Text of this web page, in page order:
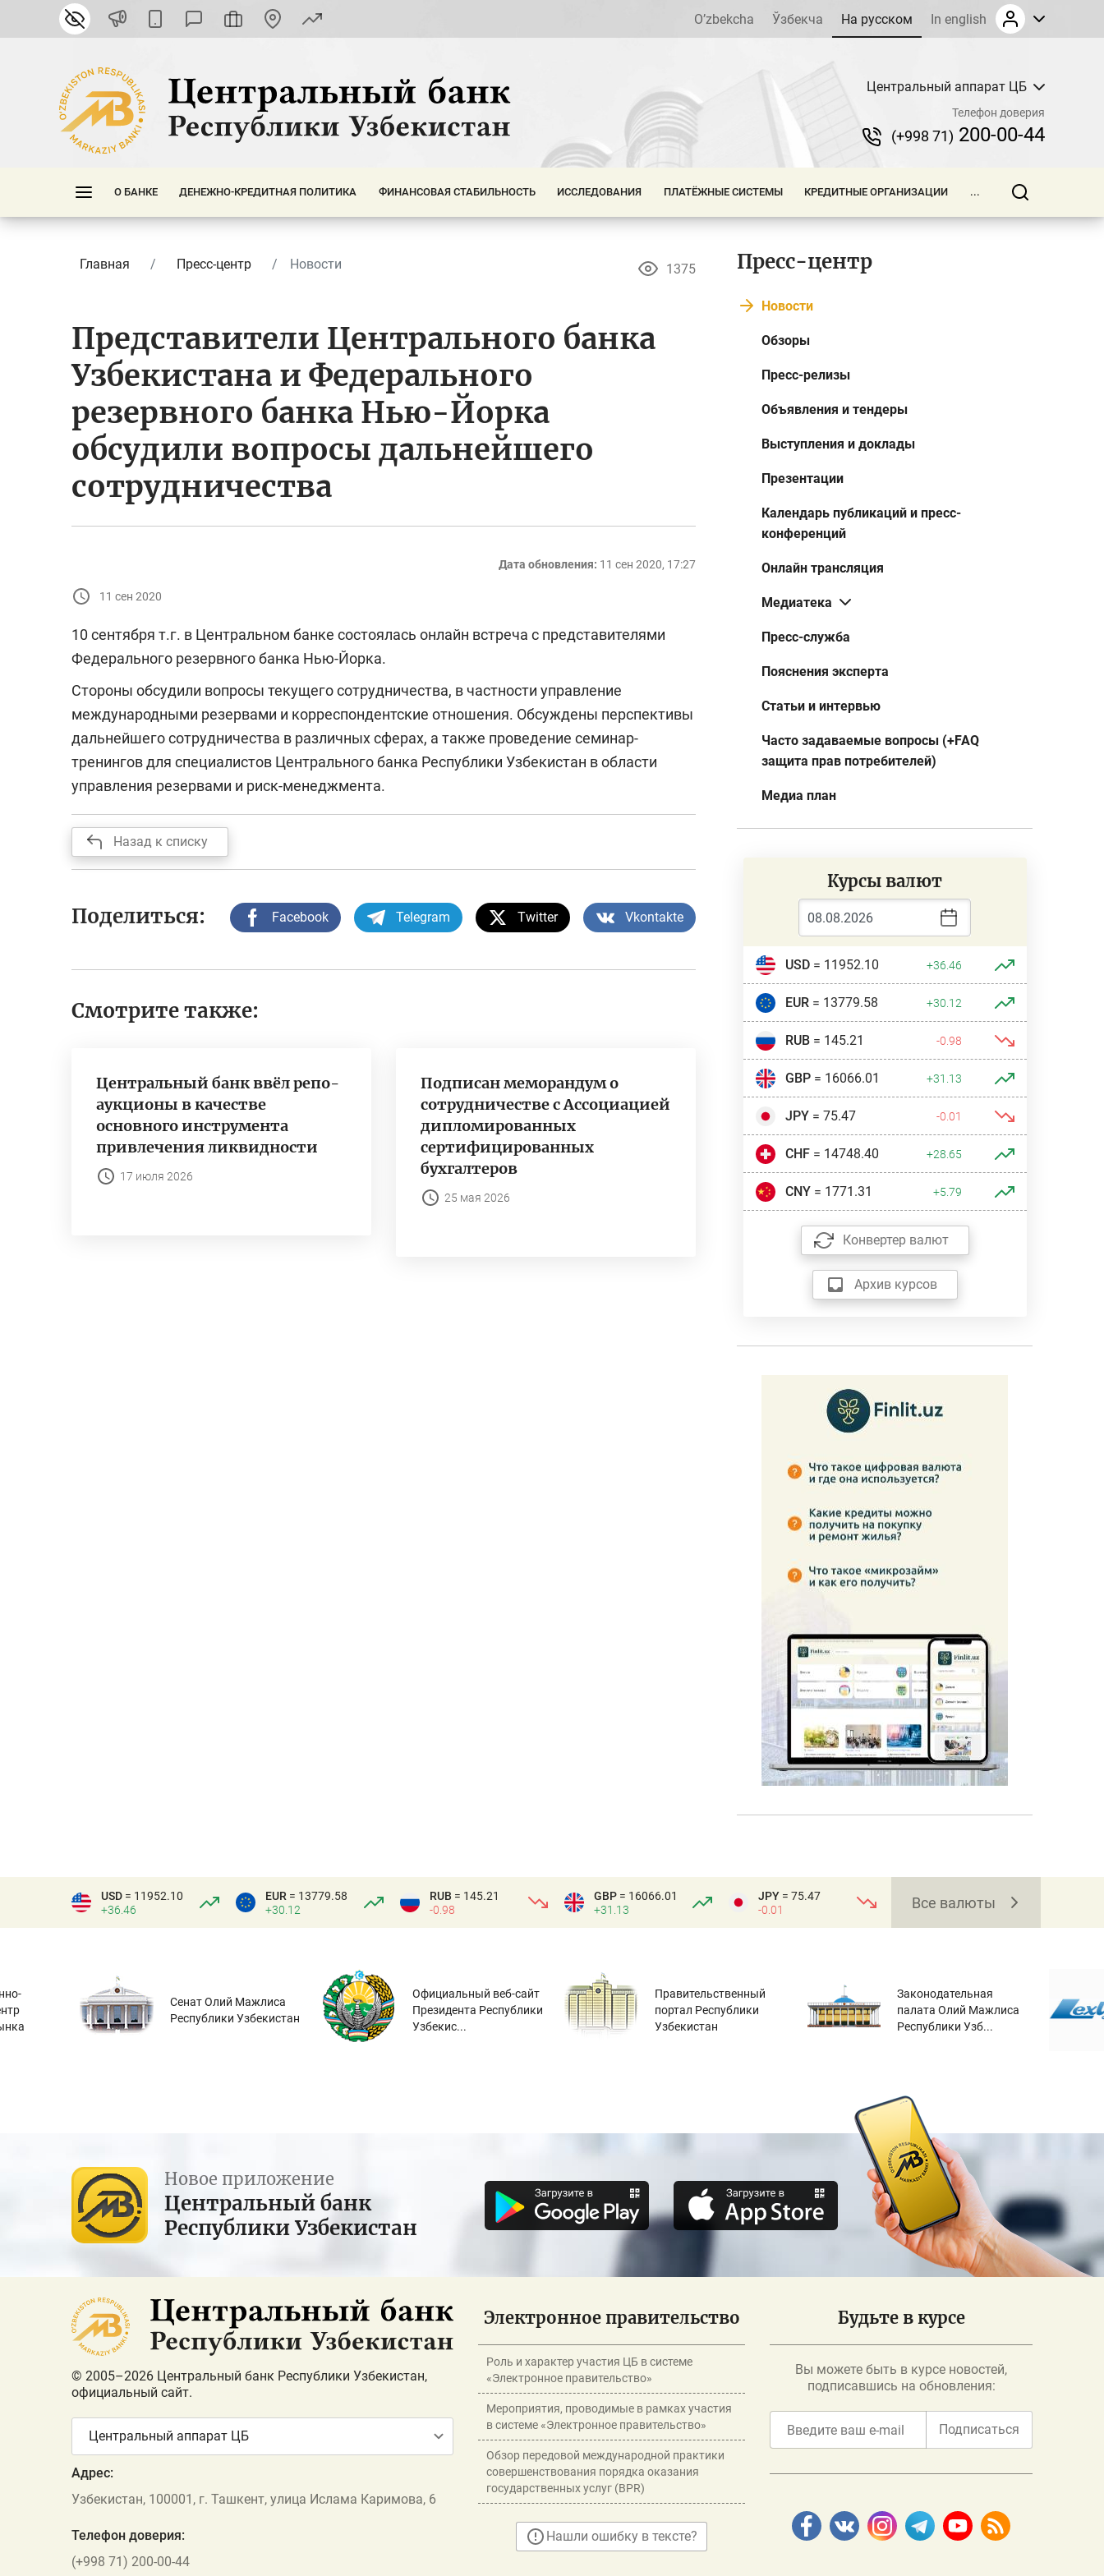
O’zbekcha Ўзбекча На русском In english
Центральный аппарат ЦБ
Телефон доверия
(+998 71) 200-00-44
О БАНКЕ ДЕНЕЖНО-КРЕДИТНАЯ ПОЛИТИКА ФИНАНСОВАЯ СТАБИЛЬНОСТЬ ИССЛЕДОВАНИЯ ПЛАТЁЖНЫЕ СИСТЕМЫ КРЕДИТНЫЕ ОРГАНИЗАЦИИ ...
Главная Пресс-центр Новости 1375
Представители Центрального банка
Узбекистана и Федерального
резервного банка Нью-Йорка
обсудили вопросы дальнейшего
сотрудничества
Дата обновления: 11 сен 2020, 17:27
11 сен 2020
10 сентября т.г. в Центральном банке состоялась онлайн встреча с представителями
Федерального резервного банка Нью-Йорка.
Стороны обсудили вопросы текущего сотрудничества, в частности управление
международными резервами и корреспондентские отношения. Обсуждены перспективы
дальнейшего сотрудничества в различных сферах, а также проведение семинар-
тренингов для специалистов Центрального банка Республики Узбекистан в области
управления резервами и риск-менеджмента.
Назад к списку
Поделиться: Facebook Telegram Twitter Vkontakte
Смотрите также:
Центральный банк ввёл репо-
аукционы в качестве
основного инструмента
привлечения ликвидности
17 июля 2026
Подписан меморандум о
сотрудничестве с Ассоциацией
дипломированных
сертифицированных
бухгалтеров
25 мая 2026
Пресс-центр
Новости
Обзоры
Пресс-релизы
Объявления и тендеры
Выступления и доклады
Презентации
Календарь публикаций и пресс-
конференций
Онлайн трансляция
Медиатека
Пресс-служба
Пояснения эксперта
Статьи и интервью
Часто задаваемые вопросы (+FAQ
защита прав потребителей)
Медиа план
Курсы валют
USD= 11952.10 +36.46
EUR= 13779.58 +30.12
RUB= 145.21 -0.98
GBP= 16066.01 +31.13
JPY= 75.47 -0.01
CHF= 14748.40 +28.65
CNY= 1771.31 +5.79
Конвертер валют
Архив курсов
USD = 11952.10
+36.46
EUR = 13779.58
+30.12
RUB = 145.21
-0.98
GBP = 16066.01
+31.13
JPY = 75.47
-0.01
Все валюты
Сенат Олий Мажлиса
Республики Узбекистан
Официальный веб-сайт
Президента Республики
Узбекис...
Правительственный
портал Республики
Узбекистан
Законодательная
палата Олий Мажлиса
Республики Узб...
Новое приложение
Центральный банк
Республики Узбекистан
© 2005–2026 Центральный банк Республики Узбекистан,
официальный сайт.
Центральный аппарат ЦБ
Адрес:
Узбекистан, 100001, г. Ташкент, улица Ислама Каримова, 6
Телефон доверия:
(+998 71) 200-00-44
Электронное правительство
Роль и характер участия ЦБ в системе
«Электронное правительство»
Мероприятия, проводимые в рамках участия
в системе «Электронное правительство»
Обзор передовой международной практики
совершенствования порядка оказания
государственных услуг (BPR)
Нашли ошибку в тексте?
Будьте в курсе
Вы можете быть в курсе новостей,
подписавшись на обновления:
Подписаться